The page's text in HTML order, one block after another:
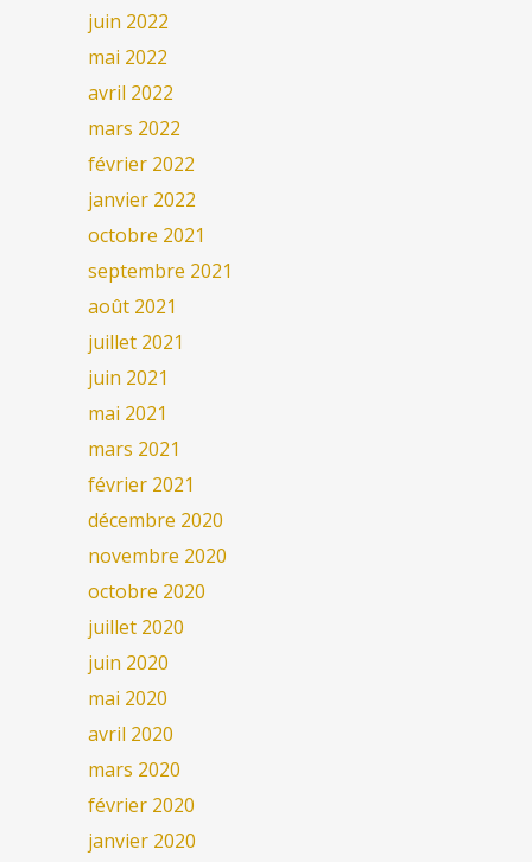
juin 2022
mai 2022
avril 2022
mars 2022
février 2022
janvier 2022
octobre 2021
septembre 2021
août 2021
juillet 2021
juin 2021
mai 2021
mars 2021
février 2021
décembre 2020
novembre 2020
octobre 2020
juillet 2020
juin 2020
mai 2020
avril 2020
mars 2020
février 2020
janvier 2020